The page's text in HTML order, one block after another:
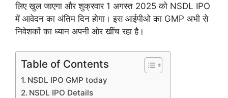
लिए खुल जाएगा और शुक्रवार 1 अगस्त 2025 को NSDL IPO
में आवेदन का अंतिम दिन होगा। इस आईपीओ का GMP अभी से
निवेशकों का ध्यान अपनी ओर खींच रहा है।
Table of Contents
NSDL IPO GMP today
NSDL IPO Details